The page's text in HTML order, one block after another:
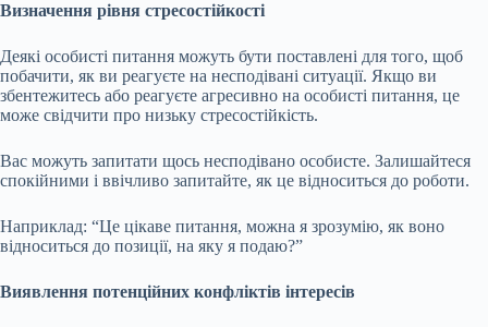
Визначення рівня стресостійкості
Деякі особисті питання можуть бути поставлені для того, щоб
побачити, як ви реагуєте на несподівані ситуації. Якщо ви
збентежитесь або реагуєте агресивно на особисті питання, це
може свідчити про низьку стресостійкість.
Вас можуть запитати щось несподівано особисте. Залишайтеся
спокійними і ввічливо запитайте, як це відноситься до роботи.
Наприклад: “Це цікаве питання, можна я зрозумію, як воно
відноситься до позиції, на яку я подаю?”
Виявлення потенційних конфліктів інтересів